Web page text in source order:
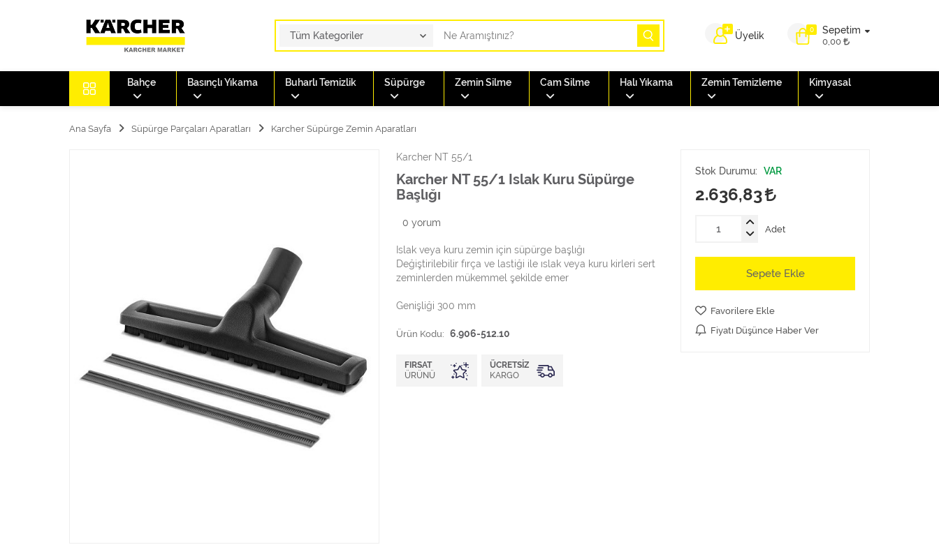
0 Sepetim
0,00
Üyelik
Bahçe Basınçlı Yıkama Buharlı Temizlik Süpürge Zemin Silme Cam Silme Halı Yıkama Zemin Temizleme Kimyasal
Ana Sayfa Süpürge Parçaları Aparatları Karcher Süpürge Zemin Aparatları
Karcher NT 55/1
Karcher NT 55/1 Islak Kuru Süpürge
Başlığı
0 yorum
Islak veya kuru zemin için süpürge başlığı
Değiştirilebilir fırça ve lastiği ile ıslak veya kuru kirleri sert
zeminlerden mükemmel şekilde emer
Genişliği 300 mm
Ürün Kodu: 6.906-512.10
FIRSAT
ÜRÜNÜ
ÜCRETSIZ
KARGO
Stok Durumu: VAR
2.636,83
Adet
Sepete Ekle
Favorilere Ekle
Fiyatı Düşünce Haber Ver